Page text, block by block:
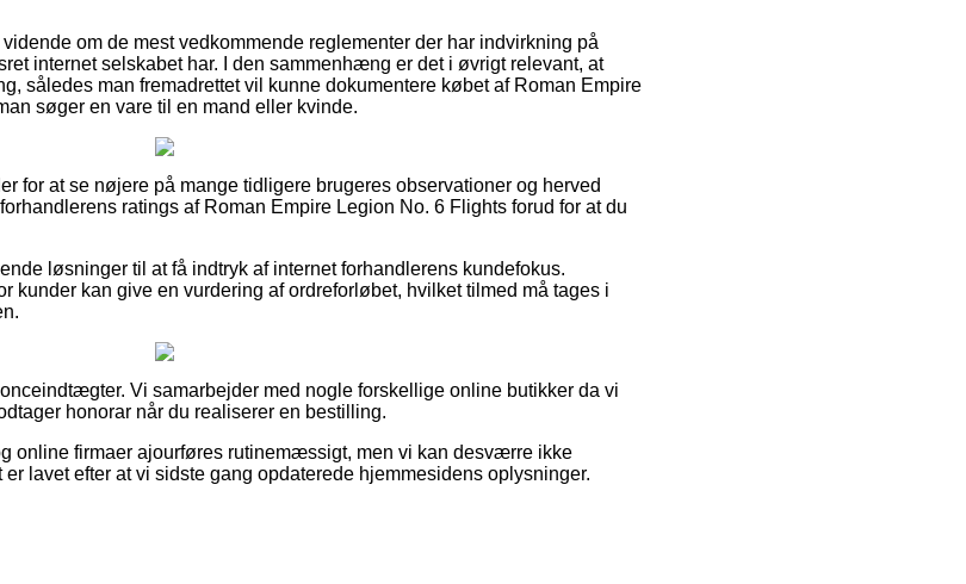
om de mest vedkommende reglementer der har indvirkning på
internet selskabet har. I den sammenhæng er det i øvrigt relevant, at
således man fremadrettet vil kunne dokumentere købet af Roman Empire
søger en vare til en mand eller kvinde.
for at se nøjere på mange tidligere brugeres observationer og herved
ratings af Roman Empire Legion No. 6 Flights forud for at du
løsninger til at få indtryk af internet forhandlerens kundefokus.
kunder kan give en vurdering af ordreforløbet, hvilket tilmed må tages i
Vi samarbejder med nogle forskellige online butikker da vi
honorar når du realiserer en bestilling.
online firmaer ajourføres rutinemæssigt, men vi kan desværre ikke
lavet efter at vi sidste gang opdaterede hjemmesidens oplysninger.